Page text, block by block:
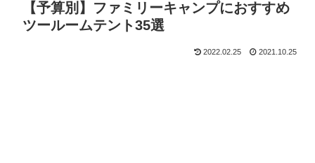
【予算別】ファミリーキャンプにおすすめ
ツールームテント35選
2022.02.25 2021.10.25